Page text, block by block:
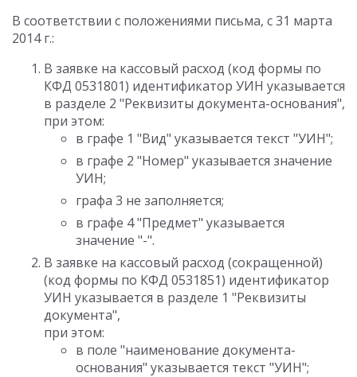
В соответствии с положениями письма, с 31 марта
2014 г.:
В заявке на кассовый расход (код формы по
КФД 0531801) идентификатор УИН указывается
в разделе 2 "Реквизиты документа-основания",
при этом:
в графе 1 "Вид" указывается текст "УИН";
в графе 2 "Номер" указывается значение
УИН;
графа 3 не заполняется;
в графе 4 "Предмет" указывается
значение "-".
В заявке на кассовый расход (сокращенной)
(код формы по КФД 0531851) идентификатор
УИН указывается в разделе 1 "Реквизиты
документа",
при этом:
в поле "наименование документа-
основания" указывается текст "УИН";